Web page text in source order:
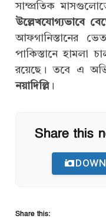
সাম্প্রতিক
উল্লেখযোগ্যভাবে
আফগানিস্তানের
পাকিস্তানে হামলা
রয়েছে। তবে এ
নয়াদিল্লি।
Share this
Share this: